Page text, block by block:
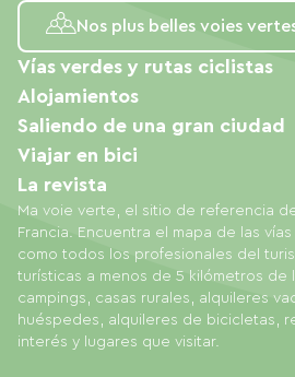
Nos plus belles voies
Ma voie verte, el sitio de referencia
Francia. Encuentra el mapa de las
como todos los profesionales del
turísticas a menos de 5 kilómetros de
campings, casas rurales, alquileres
huéspedes, alquileres de bicicletas,
interés y lugares que visitar.
Vías verdes y rutas ciclistas
Alojamientos
Saliendo de una gran ciudad
Viajar en bici
La revista